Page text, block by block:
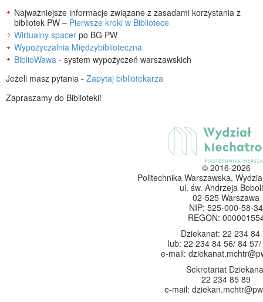
Najważniejsze informacje związane z zasadami korzystania z
bibliotek PW – Pierwsze kroki w Bibliotece
Wirtualny spacer po BG PW
Wypożyczalnia Międzybiblioteczna
BiblioWawa - system wypożyczeń warszawskich
Jeżeli masz pytania - Zapytaj bibliotekarza
Zapraszamy do Biblioteki!
© 2016-2026
Politechnika Warszawska,
ul. św. Andrzeja
02-525 Warszawa
NIP: 525-000-58-34
REGON:
Dziekanat: 22 234 84
lub: 22 234 84 56/ 84
e-mail:
Sekretariat
22 234 85 89
e-mail: